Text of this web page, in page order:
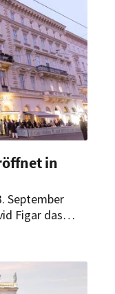
in
September
Figar das